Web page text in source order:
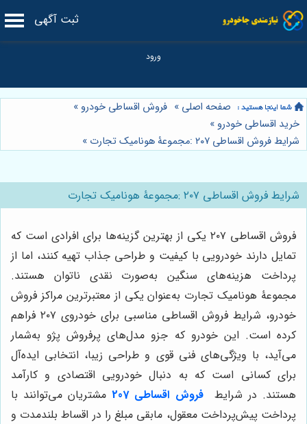
ثبت آگهی
صفحه اصلی » فروش اقساطی خودرو »
خرید اقساطی خودرو »
شرایط فروش اقساطی ۲۰۷ :مجموعۀ هونامیک تجارت
»
شرایط فروش اقساطی ۲۰۷ :مجموعۀ هونامیک تجارت
فروش اقساطی ۲۰۷ یکی از بهترین گزینه‌ها برای افرادی است که
تمایل دارند خودرویی با کیفیت و طراحی جذاب تهیه کنند، اما از
پرداخت هزینه‌های سنگین به‌صورت نقدی ناتوان هستند.
مجموعۀ هونامیک تجارت به‌عنوان یکی از معتبرترین مراکز فروش
خودرو، شرایط فروش اقساطی مناسبی برای خودروی ۲۰۷ فراهم
کرده است. این خودرو که جزو مدل‌های پرفروش پژو به‌شمار
می‌آید، با ویژگی‌های فنی قوی و طراحی زیبا، انتخابی ایده‌آل
برای کسانی است که به دنبال خودرویی اقتصادی و کارآمد
هستند. در شرایط
فروش اقساطی 207
مشتریان می‌توانند با
پرداخت پیش‌پرداخت معقول، مابقی مبلغ را در اقساط بلندمدت و